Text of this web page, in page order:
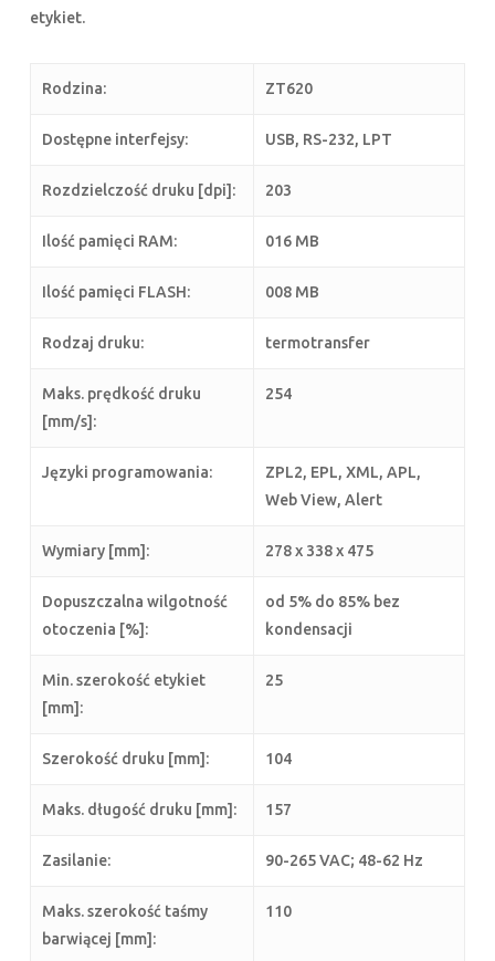
etykiet.
Rodzina: ZT620
Dostępne interfejsy: USB, RS-232, LPT
Rozdzielczość druku [dpi]: 203
Ilość pamięci RAM: 016 MB
Ilość pamięci FLASH: 008 MB
Rodzaj druku: termotransfer
Maks. prędkość druku
[mm/s]:
254
Języki programowania:
ZPL2, EPL, XML, APL,
Web View, Alert
Wymiary [mm]: 278 x 338 x 475
Dopuszczalna wilgotność
otoczenia [%]:
od 5% do 85% bez
kondensacji
Min. szerokość etykiet
[mm]:
25
Szerokość druku [mm]: 104
Maks. długość druku [mm]: 157
Zasilanie: 90-265 VAC; 48-62 Hz
Maks. szerokość taśmy
barwiącej [mm]:
110